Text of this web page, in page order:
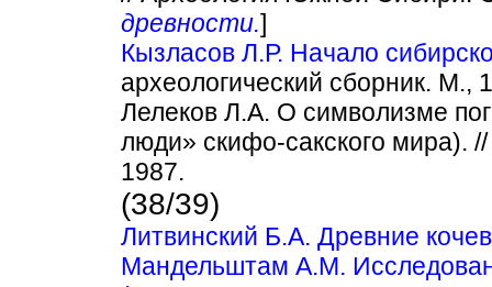
древности.]
Кызласов Л.Р. Начало
археологический сборник. М.,
Лелеков Л.А. О символизме
люди» скифо-сакского мира).
1987.
(38/39)
Литвинский Б.А. Древние
Мандельштам A.M.